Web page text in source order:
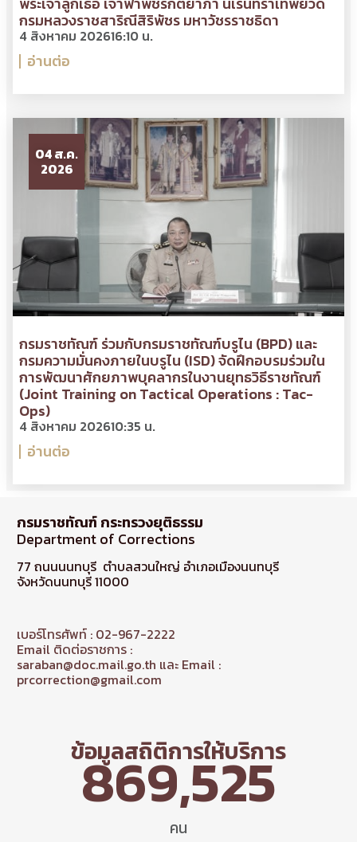
กรมหลวงราชสาริณีสิริพัชร มหาวัชรราชธิดา
4 สิงหาคม 202616:10 น.
อ่านต่อ
04 ส.ค.
2026
กรมราชทัณฑ์ ร่วมกับกรมราชทัณฑ์บรูไน (BPD) และ
กรมความมั่นคงภายในบรูไน (ISD) จัดฝึกอบรมร่วมใน
การพัฒนาศักยภาพบุคลากรในงานยุทธวิธีราชทัณฑ์
(Joint Training on Tactical Operations : Tac-
Ops)
4 สิงหาคม 202610:35 น.
อ่านต่อ
กรมราชทัณฑ์ กระทรวงยุติธรรม
Department of Corrections
77 ถนนนนทบุรี ตำบลสวนใหญ่ อำเภอเมืองนนทบุรี
จังหวัดนนทบุรี 11000
เบอร์โทรศัพท์ : 02-967-2222
Email ติดต่อราชการ :
saraban@doc.mail.go.th และ Email :
prcorrection@gmail.com
ข้อมูลสถิติการให้บริการ
คน
869,525